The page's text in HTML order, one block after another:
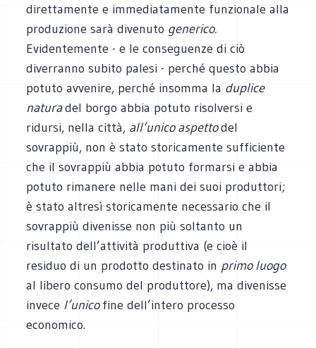
direttamente e immediatamente funzionale alla
produzione sarà divenuto generico.
Evidentemente - e le conseguenze di ciò
diverranno subito palesi - perché questo abbia
potuto avvenire, perché insomma la duplice
naturadel borgo abbia potuto risolversi e
ridursi, nella città, all’unico aspettodel
sovrappiù, non è stato storicamente sufficiente
che il sovrappiù abbia potuto formarsi e abbia
potuto rimanere nelle mani dei suoi produttori;
è stato altresì storicamente necessario che il
sovrappiù divenisse non più soltanto un
risultato dell’attività produttiva (e cioè il
residuo di un prodotto destinato in primo luogo
al libero consumo del produttore), ma divenisse
invece l’unicofine dell’intero processo
economico.